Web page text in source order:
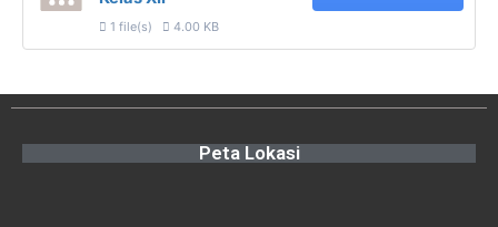
1 file(s) 4.00 KB
Peta Lokasi